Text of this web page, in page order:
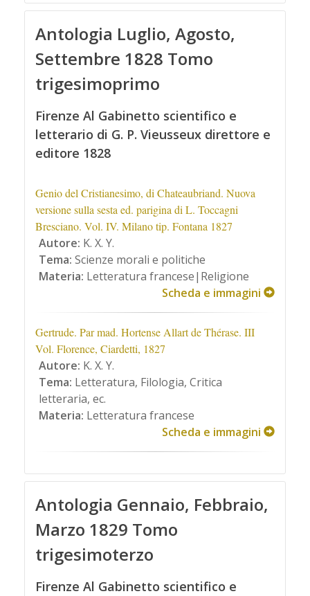
Antologia Luglio, Agosto,
Settembre 1828 Tomo
trigesimoprimo
Firenze Al Gabinetto scientifico e
letterario di G. P. Vieusseux direttore e
editore 1828
Genio del Cristianesimo, di Chateaubriand. Nuova
versione sulla sesta ed. parigina di L. Toccagni
Bresciano. Vol. IV. Milano tip. Fontana 1827
Autore: K. X. Y.
Tema: Scienze morali e politiche
Materia: Letteratura francese|Religione
Scheda e immagini
Gertrude. Par mad. Hortense Allart de Thérase. III
Vol. Florence, Ciardetti, 1827
Autore: K. X. Y.
Tema: Letteratura, Filologia, Critica
letteraria, ec.
Materia: Letteratura francese
Scheda e immagini
Antologia Gennaio, Febbraio,
Marzo 1829 Tomo
trigesimoterzo
Firenze Al Gabinetto scientifico e